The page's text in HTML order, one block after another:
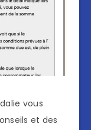
vous
et des